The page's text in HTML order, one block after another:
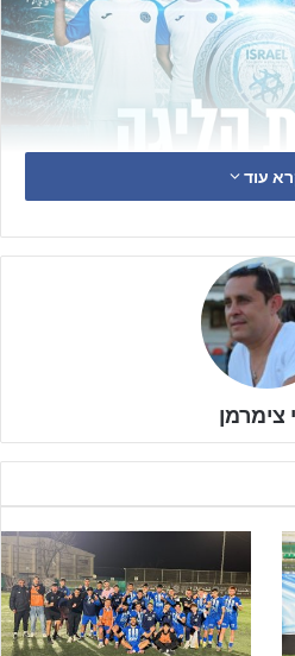
העליון, עוד טרם לקחה חלק במחזור
"חופשית" המחזור, ולאחר תוצאת
בועיינה,
ליגה מחוזית יזרעאל עונת 24-25.
מאמנם בעונה שעברה, המשיכו
נערים א' של נהלל יזרעאל
לליגה ארצית צפון, ובצוותא עם
את העלייה לבני ריינה, גילו עליונות
עוד
צימרמן